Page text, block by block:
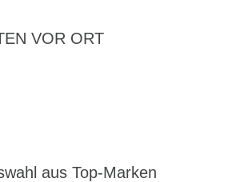
VOR ORT
aus Top-Marken